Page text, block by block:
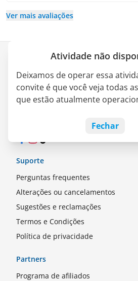
Ver mais avaliações
Atividade não
Deixamos de operar essa
convite é que você veja todas
que estão atualmente
Fechar
Quem somos
Parceria LATAM Pass
Empregos
Suporte
Perguntas frequentes
Alterações ou cancelamentos
Sugestões e reclamações
Termos e Condições
Política de privacidade
Partners
Programa de afiliados